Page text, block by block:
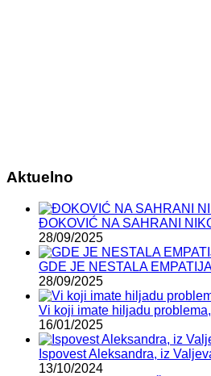
Aktuelno
ĐOKOVIĆ NA SAHRANI
28/09/2025
GDE JE NESTALA
28/09/2025
Vi koji imate hiljadu
16/01/2025
Ispovest Aleksandra, iz
13/10/2024